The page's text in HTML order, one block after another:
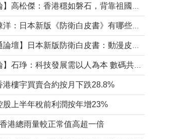
港樓宇買賣合約按月下跌28.8%
股上半年稅前利潤按年增23%
港總雨量較正常值高超一倍